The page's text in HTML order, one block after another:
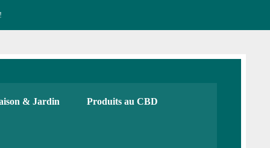
français Bio
& Jardin
Produits au CBD